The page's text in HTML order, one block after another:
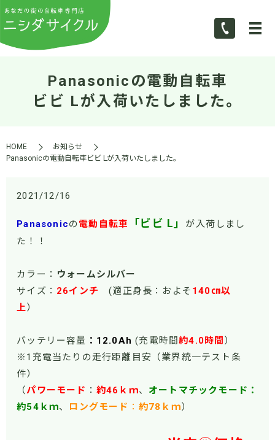
Panasonicの電動自転車
ビビ Lが入荷いたしました。
HOME
お知らせ
Panasonicの電動自転車ビビ Lが入荷いたしました。
2021/12/16
Panasonicの 電動自転車 「ビビ L」
が入荷しまし
た！！
カラー： ウォームシルバー
サイズ： 26インチ (適正身長：およそ 140㎝以
上）
バッテリー容量 ：12.0Ah(充電時間約4.0時間 ）
※1充電当たりの走行距離目安（業界統一テスト条
件）
（パワーモー ド ： 約46ｋｍ、 オートマチックモード：
約54ｋｍ、 ロングモード ： 約78ｋｍ）